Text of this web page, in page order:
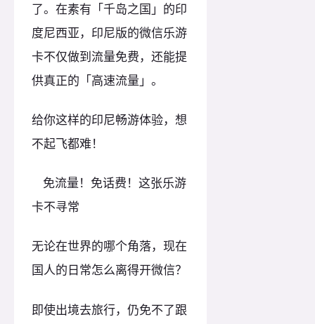
了。在素有「千岛之国」的印
度尼西亚，印尼版的微信乐游
卡不仅做到流量免费，还能提
供真正的「高速流量」。
给你这样的印尼畅游体验，想
不起飞都难！
免流量！免话费！这张乐游
卡不寻常
无论在世界的哪个角落，现在
国人的日常怎么离得开微信？
即使出境去旅行，仍免不了跟